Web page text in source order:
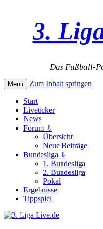
3.
Das Fußball-
Menü Zum Inhalt springen
Start
Liveticker
News
Forum ⇩
Übersicht
Neue Beiträge
Bundesliga ⇩
1. Bundesliga
2. Bundesliga
Pokal
Ergebnisse
Tippspiel